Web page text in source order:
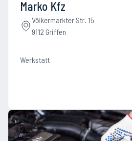
Marko Kfz
Völkermarkter Str. 15
9112 Griffen
Werkstatt